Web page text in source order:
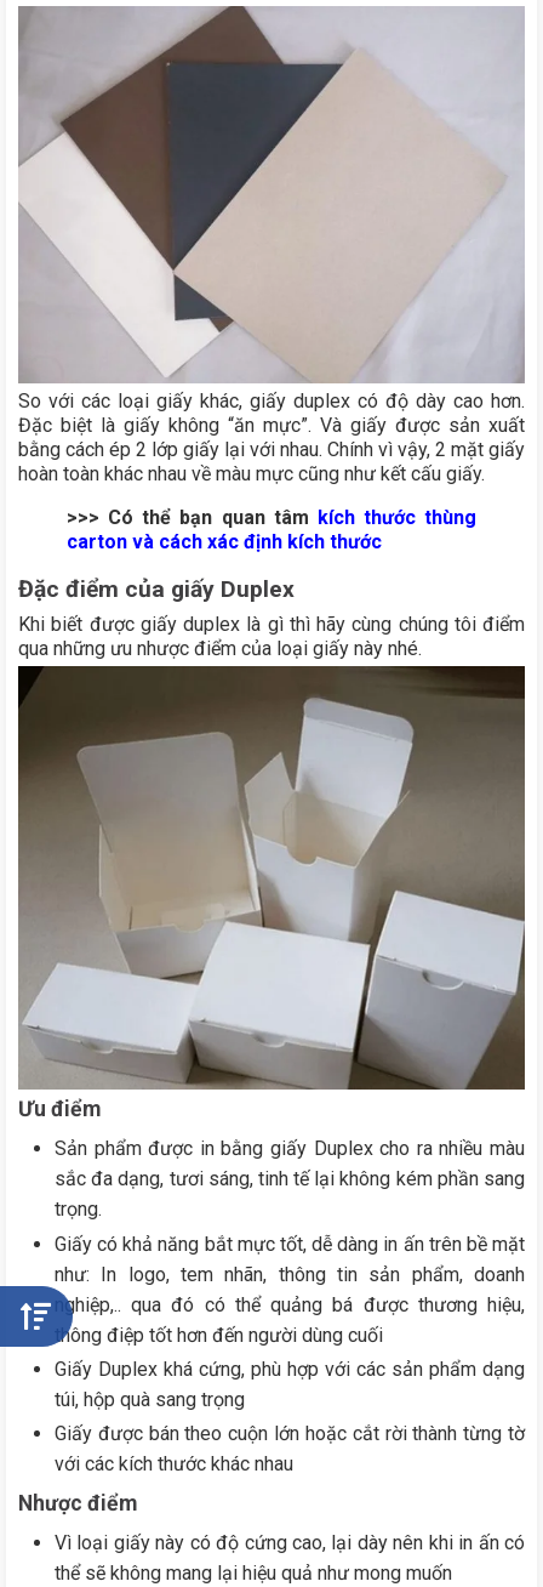
So với các loại giấy khác, giấy duplex có độ dày cao hơn.
Đặc biệt là giấy không “ăn mực”. Và giấy được sản xuất
bằng cách ép 2 lớp giấy lại với nhau. Chính vì vậy, 2 mặt giấy
hoàn toàn khác nhau về màu mực cũng như kết cấu giấy.
>>> Có thể bạn quan tâm kích thước thùng
carton và cách xác định kích thước
Đặc điểm của giấy Duplex
Khi biết được giấy duplex là gì thì hãy cùng chúng tôi điểm
qua những ưu nhược điểm của loại giấy này nhé.
Ưu điểm
Sản phẩm được in bằng giấy Duplex cho ra nhiều màu
sắc đa dạng, tươi sáng, tinh tế lại không kém phần sang
trọng.
Giấy có khả năng bắt mực tốt, dễ dàng in ấn trên bề mặt
như: In logo, tem nhãn, thông tin sản phẩm, doanh
nghiệp,.. qua đó có thể quảng bá được thương hiệu,
thông điệp tốt hơn đến người dùng cuối
Giấy Duplex khá cứng, phù hợp với các sản phẩm dạng
túi, hộp quà sang trọng
Giấy được bán theo cuộn lớn hoặc cắt rời thành từng tờ
với các kích thước khác nhau
Nhược điểm
Vì loại giấy này có độ cứng cao, lại dày nên khi in ấn có
thể sẽ không mang lại hiệu quả như mong muốn